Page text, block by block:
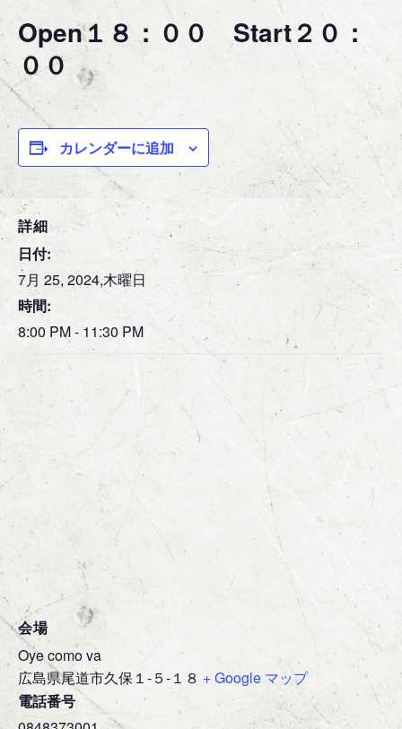
Open１８：００ Start２０：
００
カレンダーに追加
詳細
日付:
7月 25, 2024,木曜日
時間:
8:00 PM - 11:30 PM
会場
Oye como va
広島県尾道市久保１-５-１８ + Google マップ
電話番号